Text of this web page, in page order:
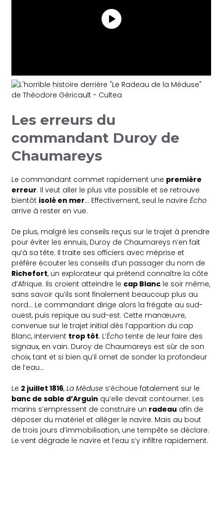
Les erreurs du
commandant Duroy de
Chaumareys
Le commandant commet rapidement une première
erreur. Il veut aller le plus vite possible et se retrouve
bientôt isolé en mer… Effectivement, seul le navireÉcho
arrive à rester en vue.
De plus, malgré les conseils reçus sur le trajet à prendre
pour éviter les ennuis, Duroy de Chaumareys n’en fait
qu’à sa tête. Il traite ses officiers avec méprise et
préfère écouter les conseils d’un passager du nom de
Richefort, un explorateur qui prétend connaître la côte
d’Afrique. Ils croient atteindre le cap Blanc le soir même,
sans savoir qu’ils sont finalement beaucoup plus au
nord… Le commandant dirige alors la frégate au sud-
ouest, puis repique au sud-est. Cette manœuvre,
convenue sur le trajet initial dès l’apparition du cap
Blanc, intervient trop tôt. L’Écho tente de leur faire des
signaux, en vain. Duroy de Chaumareys est sûr de son
choix, tant et si bien qu’il omet de sonder la profondeur
de l’eau…
Le 2 juillet 1816,La Méduse s’échoue fatalement sur le
banc de sable d’Arguin qu’elle devait contourner. Les
marins s’empressent de construire un radeau afin de
déposer du matériel et alléger le navire. Mais au bout
de trois jours d’immobilisation, une tempête se déclare.
Le vent dégrade le navire et l’eau s’y infiltre rapidement.